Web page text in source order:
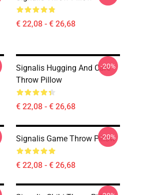
€ 22,08 - € 26,68
Signalis Hugging And Care
Throw Pillow
€ 22,08 - € 26,68
-20%
Signalis Game Throw Pillow
€ 22,08 - € 26,68
-20%